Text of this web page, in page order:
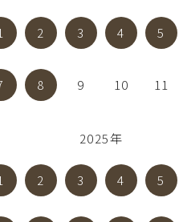
2 3 4 5
8 9 10 11
2025年
2 3 4 5